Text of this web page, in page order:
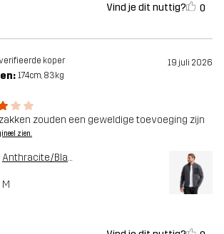
Vind je dit nuttig? 0
koper 19 juli 2026
174cm, 83kg
zouden een geweldige toevoeging zijn
zien.
Anthracite/Black
M